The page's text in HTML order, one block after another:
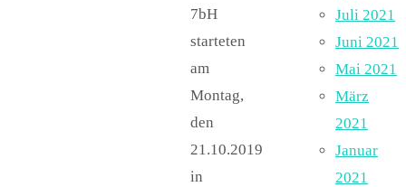
7bH
starteten
am
Montag,
den
21.10.2019
in
Juli 2021
Juni 2021
Mai 2021
März
2021
Januar
2021